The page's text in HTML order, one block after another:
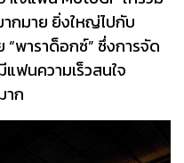
กมาย ยิ่งใหญ่ไปกับ
พาราด็อกซ์” ซึ่งการจัด
ฟนความเร็วสนใจ
าก